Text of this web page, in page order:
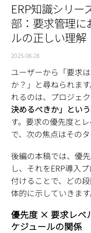
ERP知識シリ
部：要求管理に
ルの正しい理解
2025-08-28
ユーザーから「要求
か？」と尋ねられま
れるのは、プロジェ
決めるべきか」とい
す。要求の優先度と
で、次の焦点はその
後編の本稿では、優
し、それをERP導入
付けることで、どの
体的に示していきます
優先度 × 要求レベ
ケジュールの関係